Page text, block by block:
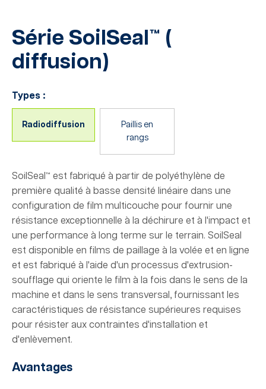
Série SoilSeal™ (
diffusion)
Types :
Radiodiffusion
Paillis en
rangs
SoilSeal™ est fabriqué à partir de polyéthylène de
première qualité à basse densité linéaire dans une
configuration de film multicouche pour fournir une
résistance exceptionnelle à la déchirure et à l'impact et
une performance à long terme sur le terrain. SoilSeal
est disponible en films de paillage à la volée et en ligne
et est fabriqué à l'aide d'un processus d'extrusion-
soufflage qui oriente le film à la fois dans le sens de la
machine et dans le sens transversal, fournissant les
caractéristiques de résistance supérieures requises
pour résister aux contraintes d'installation et
d'enlèvement.
Avantages